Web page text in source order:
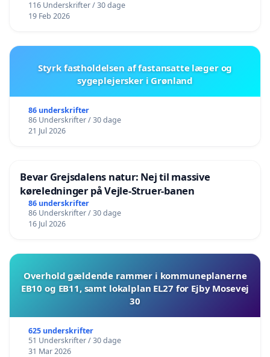
116 Underskrifter / 30 dage
19 Feb 2026
Styrk fastholdelsen af fastansatte læger og
sygeplejersker i Grønland
86 underskrifter
86 Underskrifter / 30 dage
21 Jul 2026
Bevar Grejsdalens natur: Nej til massive
køreledninger på Vejle-Struer-banen
86 underskrifter
86 Underskrifter / 30 dage
16 Jul 2026
Overhold gældende rammer i kommuneplanerne
EB10 og EB11, samt lokalplan EL27 for Ejby Mosevej
30
625 underskrifter
51 Underskrifter / 30 dage
31 Mar 2026